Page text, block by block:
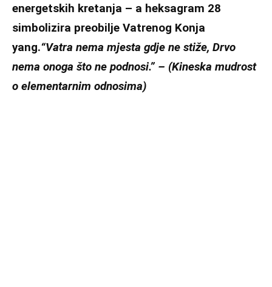
energetskih kretanja – a heksagram 28
simbolizira preobilje Vatrenog Konja
yang.“Vatra nema mjesta gdje ne stiže, Drvo
nema onoga što ne podnosi.” – (Kineska mudrost
o elementarnim odnosima)